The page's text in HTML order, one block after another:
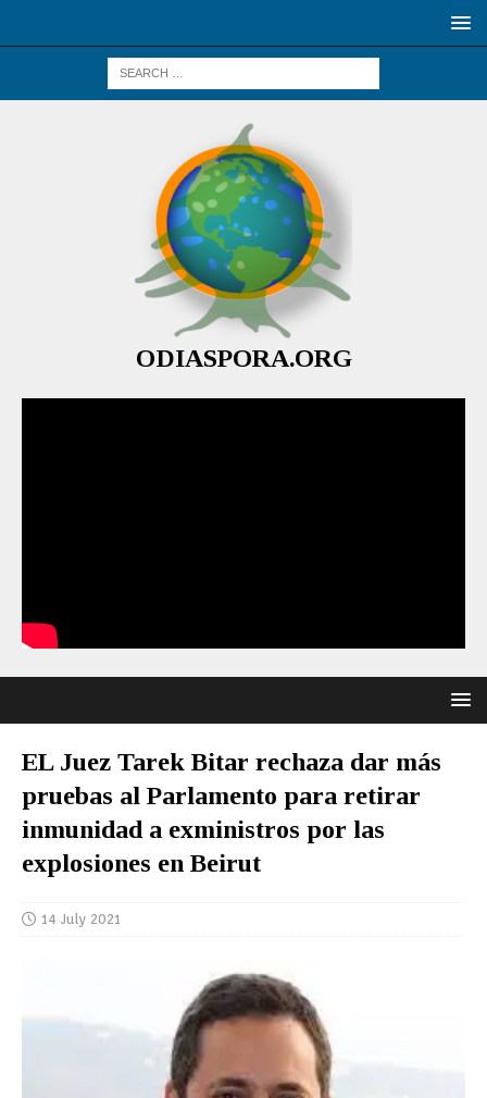
ODIASPORA.ORG
EL Juez Tarek Bitar rechaza dar más
pruebas al Parlamento para retirar
inmunidad a exministros por las
explosiones en Beirut
14 July 2021